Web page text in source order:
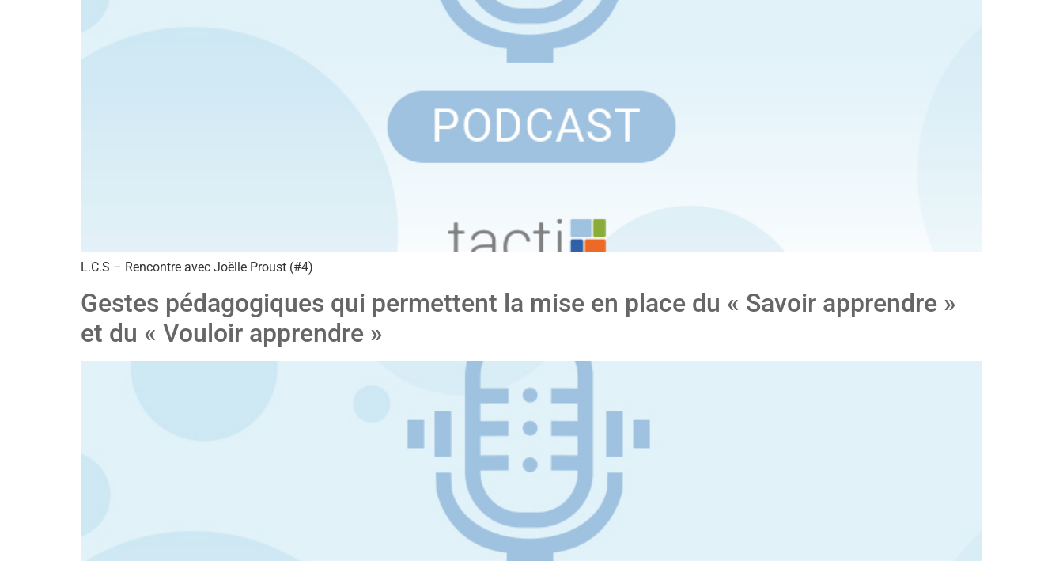
L.C.S – Rencontre avec Joëlle Proust (#4)
Gestes pédagogiques qui permettent la mise en place du « Savoir apprendre »
et du « Vouloir apprendre »